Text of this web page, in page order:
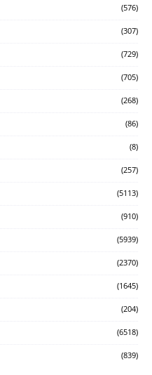
(576)
(307)
(729)
(705)
(268)
(86)
(8)
(257)
(5113)
(910)
(5939)
(2370)
(1645)
(204)
(6518)
(839)